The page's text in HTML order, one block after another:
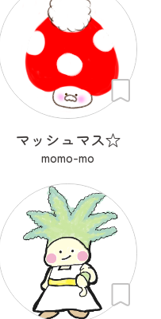
マッシュマス☆
momo-mo